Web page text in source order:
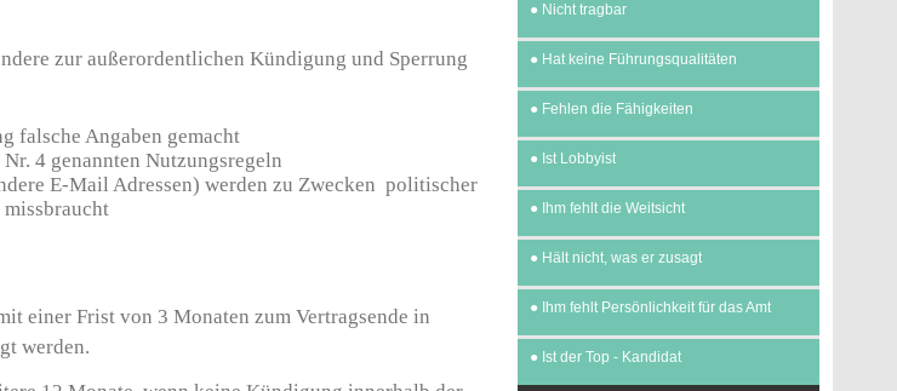
zur außerordentlichen Kündigung und Sperrung
falsche Angaben gemacht
4 genannten Nutzungsregeln
E-Mail Adressen) werden zu Zwecken politischer
einer Frist von 3 Monaten zum Vertragsende in
werden.
● Nicht tragbar
● Hat keine Führungsqualitäten
● Fehlen die Fähigkeiten
● Ist Lobbyist
● Ihm fehlt die Weitsicht
● Hält nicht, was er zusagt
● Ihm fehlt Persönlichkeit für das Amt
● Ist der Top - Kandidat